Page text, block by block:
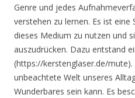
Genre und jedes
verstehen zu lernen. Es ist
dieses Medium zu nutzen und
auszudrücken. Dazu entstand
(https://kerstenglaser.de/mute).
unbeachtete Welt unseres
Wunderbares sein kann. Es